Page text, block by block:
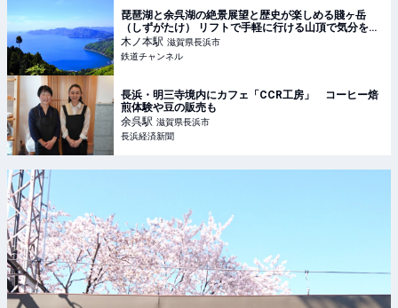
琵琶湖と余呉湖の絶景展望と歴史が楽しめる賤ヶ岳
（しずがたけ） リフトで手軽に行ける山頂で気分をリ
フレッシュ（滋賀県 長浜市） | コラム | 鉄道チャンネ
ル
木ノ本駅 滋賀県長浜市
鉄道チャンネル
長浜・明三寺境内にカフェ「CCR工房」 コーヒー焙
煎体験や豆の販売も
余呉駅 滋賀県長浜市
長浜経済新聞